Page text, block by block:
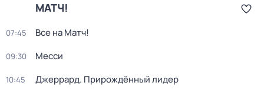
МАТЧ!
07:45 Все на Матч!
09:30 Месси
10:45 Джеррард. Прирождённый лидер